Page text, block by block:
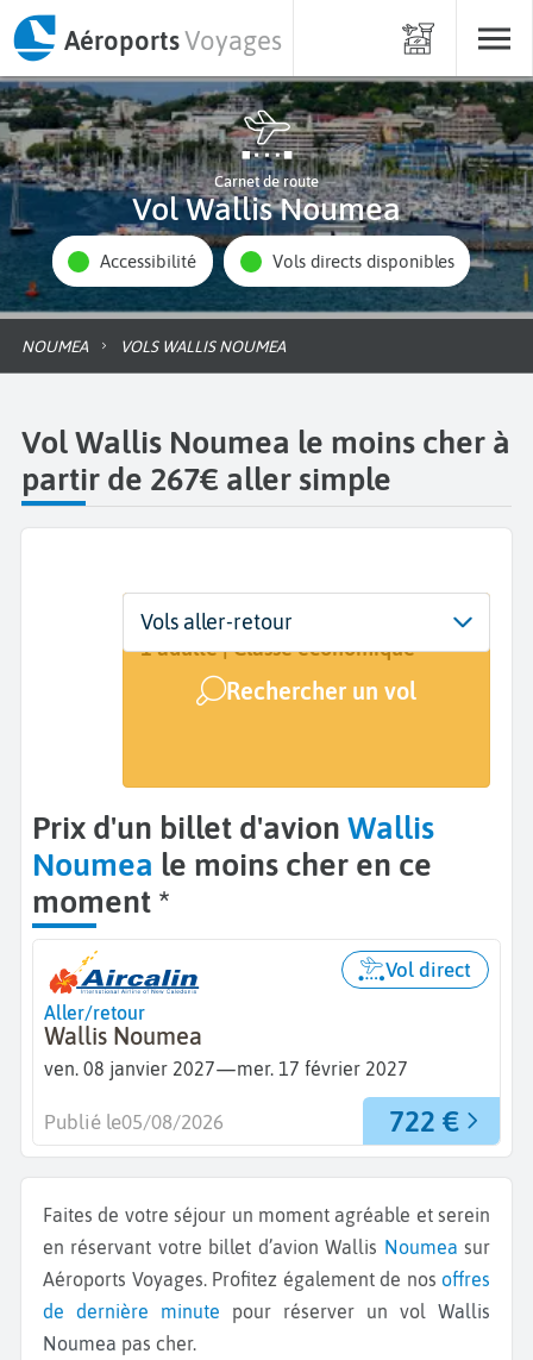
AéroportsVoyages
Carnet de route
Vol Wallis Noumea
Accessibilité Vols directs disponibles
NOUMEA VOLS WALLIS NOUMEA
Vol Wallis Noumea le moins cher à
partir de 267€ aller simple
Départ
Wallis (WLS)
Dates
8 janv. - 17 févr.
Voyageurs | Classe
1 adulte | Classe économique
Rechercher un vol
Vols aller-retour
Prix d'un billet d'avion Wallis
Noumea le moins cher en ce
moment *
Aller/retour
Wallis Noumea
ven. 08 janvier 2027—mer. 17 février 2027
Vol direct
722 €
Publié le05/08/2026
Faites de votre séjour un moment agréable et serein
en réservant votre billet d’avion Wallis Noumea sur
Aéroports Voyages. Profitez également de nos offres
de dernière minute pour réserver un vol Wallis
Noumea pas cher.